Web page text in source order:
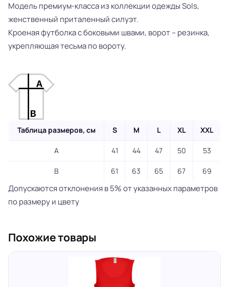
Модель премиум-класса из коллекции одежды Sols,
женственный приталенный силуэт.
Кроеная футболка с боковыми швами, ворот – резинка,
укрепляющая тесьма по вороту.
Таблица размеров, см S M L XL XXL
A 41 44 47 50 53
B 61 63 65 67 69
Допускаются отклонения в 5% от указанных параметров
по размеру и цвету
Похожие товары